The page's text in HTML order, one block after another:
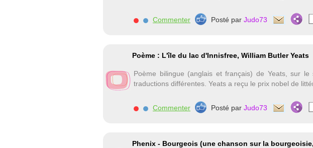
Commenter Posté par Judo73
Poème : L'île du lac d'Innisfree, William Butler Yeats
Poème bilingue (anglais et français) de Yeats, sur
traductions différentes. Yeats a reçu le prix nobel de
Commenter Posté par Judo73
Phenix - Bourgeois (une chanson sur la